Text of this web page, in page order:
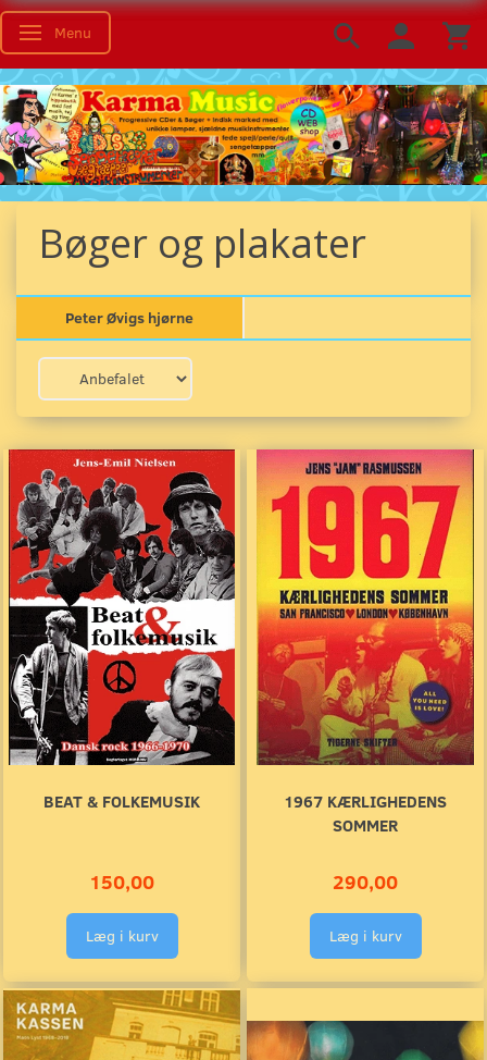
Skifte navigation
Menu
Bøger og plakater
Peter Øvigs hjørne
BEAT & FOLKEMUSIK
150,00
Læg i kurv
1967 KÆRLIGHEDENS
SOMMER
290,00
Læg i kurv